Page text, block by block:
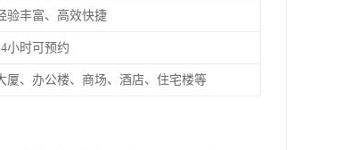
验丰富、高效快捷
小时可预约
厦、办公楼、商场、酒店、住宅楼等